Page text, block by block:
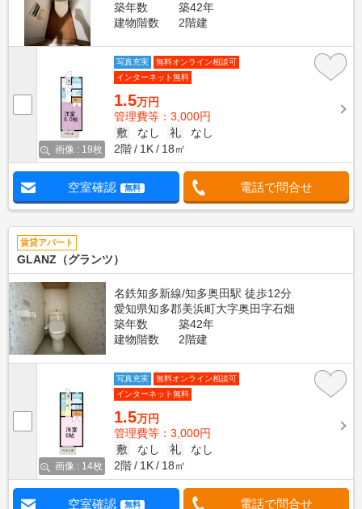
築年数
築42年
建物階数
2階建
画像 : 19枚
写真充実
無料オンライン相談可
インターネット無料
1.5万円
管理費等：3,000円
敷
なし 礼
なし
2階
1K 18㎡
空室確認 無料 電話で問合せ
賃貸アパート
GLANZ（グランツ）
名鉄知多新線/知多奥田駅 徒歩12分
愛知県知多郡美浜町大字奥田字石畑
築年数
築42年
建物階数
2階建
画像 : 14枚
写真充実
無料オンライン相談可
インターネット無料
1.5万円
管理費等：3,000円
敷
なし 礼
なし
2階
1K 18㎡
空室確認 無料 電話で問合せ